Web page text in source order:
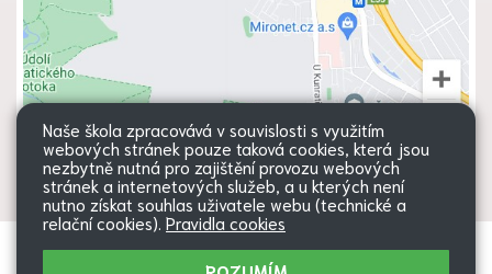
Všechna práva vyhrazena. Copyright
Web školy
Naše škola zpracovává v souvislosti s využitím
webových stránek pouze taková cookies, která jsou
nezbytně nutná pro zajištění provozu webových
stránek a internetových služeb, a u kterých není
nutno získat souhlas uživatele webu (technické a
relační cookies). Pravidla cookies